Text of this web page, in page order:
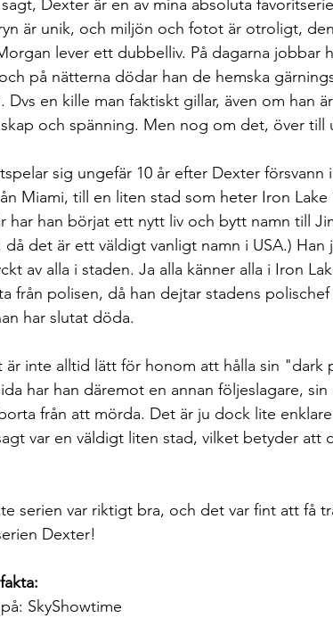
Dexter är en av mina absoluta
är unik, och miljön och fotot är otroligt,
lever ett dubbelliv. På dagarna jobbar
på nätterna dödar han de hemska
Dvs en kille man faktiskt gillar, även om han
och spänning. Men nog om det, över
sig ungefär 10 år efter Dexter
Miami, till en liten stad som heter Iron
har han börjat ett nytt liv och bytt namn till
då det är ett väldigt vanligt namn i USA.)
av alla i staden. Ja alla känner alla i Iron
från polisen, då han dejtar stadens
har slutat döda.
är inte alltid lätt för honom att hålla sin "dark
har han däremot en annan följeslagare,
från att mörda. Det är ju dock lite
var en väldigt liten stad, vilket betyder att
serien var riktigt bra, och det var fint att få
Dexter!
SkyShowtime